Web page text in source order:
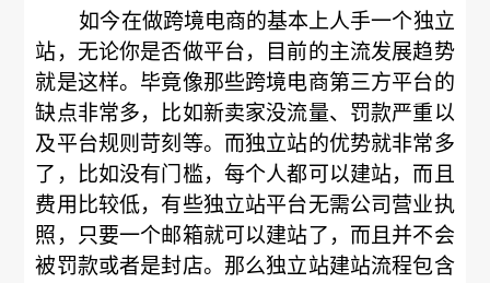
如今在做跨境电商的基本上人手一个独立
站，无论你是否做平台，目前的主流发展趋势
就是这样。毕竟像那些跨境电商第三方平台的
缺点非常多，比如新卖家没流量、罚款严重以
及平台规则苛刻等。而独立站的优势就非常多
了，比如没有门槛，每个人都可以建站，而且
费用比较低，有些独立站平台无需公司营业执
照，只要一个邮箱就可以建站了，而且并不会
被罚款或者是封店。那么独立站建站流程包含